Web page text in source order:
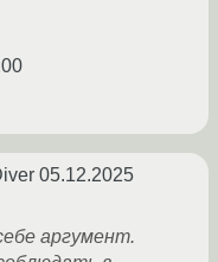
05.12.2025
аргумент.